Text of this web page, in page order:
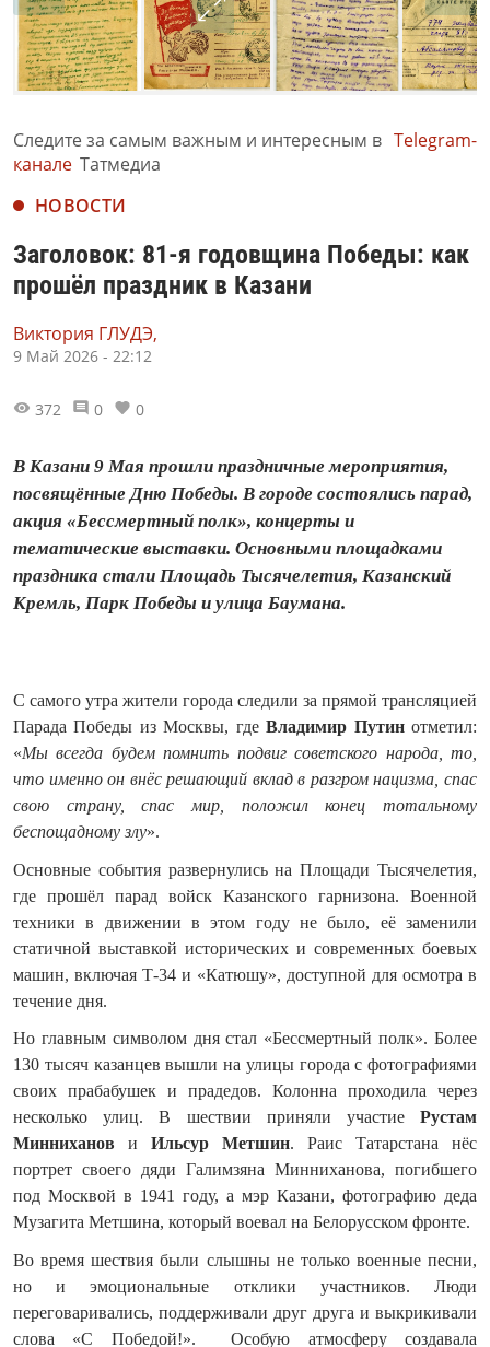
Следите за самым важным и интересным в Telegram-
канале Татмедиа
НОВОСТИ
Заголовок: 81-я годовщина Победы: как
прошёл праздник в Казани
Виктория ГЛУДЭ,
9 Май 2026 - 22:12
372 0 0
В Казани 9 Мая прошли праздничные мероприятия,
посвящённые Дню Победы. В городе состоялись парад,
акция «Бессмертный полк», концерты и
тематические выставки. Основными площадками
праздника стали Площадь Тысячелетия, Казанский
Кремль, Парк Победы и улица Баумана.
С самого утра жители города следили за прямой трансляцией
Парада Победы из Москвы, гдеВладимир Путинотметил:
«Мы всегда будем помнить подвиг советского народа, то,
что именно он внёс решающий вклад в разгром нацизма, спас
свою страну, спас мир, положил конец тотальному
беспощадному злу».
Основные события развернулись на Площади Тысячелетия,
где прошёл парад войск Казанского гарнизона. Военной
техники в движении в этом году не было, её заменили
статичной выставкой исторических и современных боевых
машин, включая Т-34 и «Катюшу», доступной для осмотра в
течение дня.
Но главным символом дня стал «Бессмертный полк». Более
130 тысяч казанцев вышли на улицы города с фотографиями
своих прабабушек и прадедов. Колонна проходила через
несколько улиц. В шествии приняли участие Рустам
Минниханов и Ильсур Метшин. Раис Татарстана нёс
портрет своего дяди Галимзяна Минниханова, погибшего
под Москвой в 1941 году, а мэр Казани, фотографию деда
Музагита Метшина, который воевал на Белорусском фронте.
Во время шествия были слышны не только военные песни,
но и эмоциональные отклики участников. Люди
переговаривались, поддерживали друг друга и выкрикивали
слова «С Победой!». Особую атмосферу создавала